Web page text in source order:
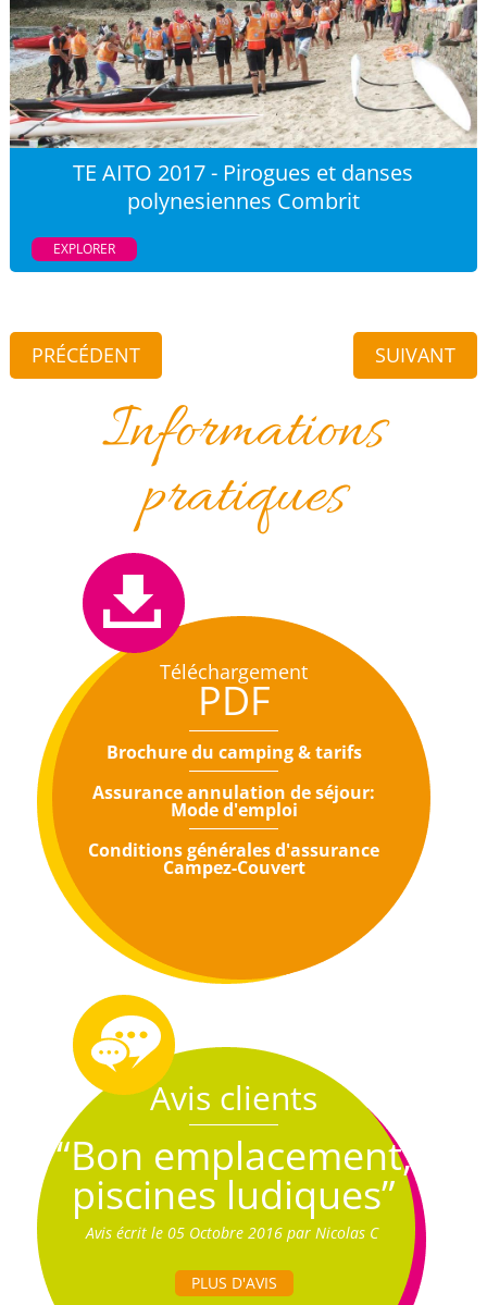
TE AITO 2017 - Pirogues et danses
polynesiennes Combrit
EXPLORER
PRÉCÉDENT SUIVANT
Informations
pratiques
Téléchargement
PDF
Brochure du camping & tarifs
Assurance annulation de séjour:
Mode d'emploi
Conditions générales d'assurance
Campez-Couvert
Avis clients
“Bon emplacement,
piscines ludiques”
Avis écrit le 05 Octobre 2016 par Nicolas C
PLUS D'AVIS